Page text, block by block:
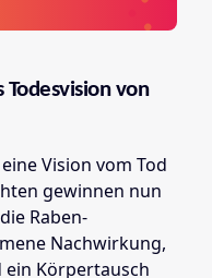
von
Vision vom Tod
gewinnen nun
Raben-
Nachwirkung,
ein Körpertausch